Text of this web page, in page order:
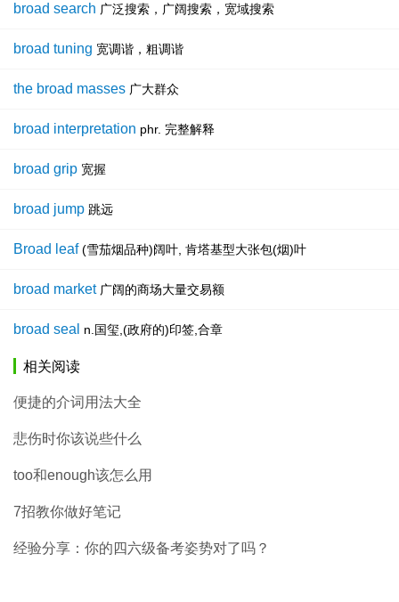
broad search 广泛搜索，广阔搜索，宽域搜索
broad tuning 宽调谐，粗调谐
the broad masses 广大群众
broad interpretation phr. 完整解释
broad grip 宽握
broad jump 跳远
Broad leaf (雪茄烟品种)阔叶, 肯塔基型大张包(烟)叶
broad market 广阔的商场大量交易额
broad seal n.国玺,(政府的)印签,合章
相关阅读
便捷的介词用法大全
悲伤时你该说些什么
too和enough该怎么用
7招教你做好笔记
经验分享：你的四六级备考姿势对了吗？